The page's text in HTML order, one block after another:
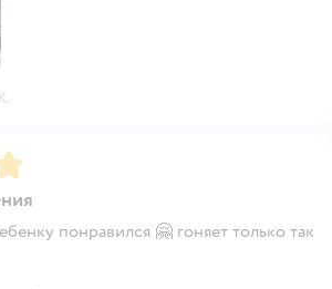
понравился 🤗 гоняет только так